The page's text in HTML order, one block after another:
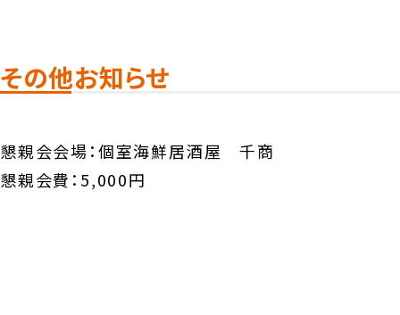
その他お知らせ
懇親会会場：個室海鮮居酒屋 千商
懇親会費：5,000円